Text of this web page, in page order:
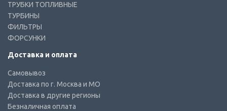
ТРУБКИ ТОПЛИВНЫЕ
ТУРБИНЫ
ФИЛЬТРЫ
ФОРСУНКИ
Доставка и оплата
Самовывоз
Доставка по г. Москва и МО
Доставка в другие регионы
Безналичная оплата